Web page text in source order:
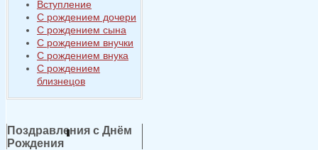
Вступление
С рождением дочери
С рождением сына
С рождением внучки
С рождением внука
С рождением
близнецов
Поздравления с Днём
Рождения